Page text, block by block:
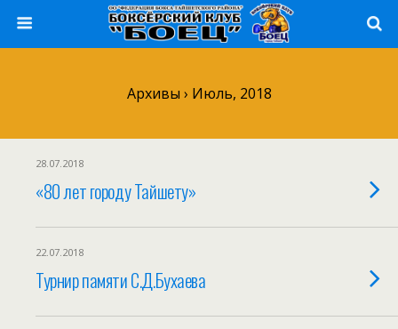
Архивы › Июль, 2018
28.07.2018
«80 лет городу Тайшету»
22.07.2018
Турнир памяти С.Д.Бухаева